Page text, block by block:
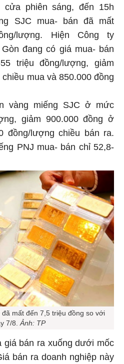
phiên sáng, đến 15h
SJC mua- bán đã mất
lượng. Hiện Công ty
đang có giá mua- bán
triệu đồng/lượng, giảm
mua và 850.000 đồng
vàng miếng SJC ở mức
giảm 900.000 đồng ở
đồng/lượng chiều bán ra.
PNJ mua- bán chỉ 52,8-
mất đến 7,5 triệu đồng so với
7/8.
Ảnh: TP
giá bán ra xuống dưới mốc
bán ra doanh nghiệp này